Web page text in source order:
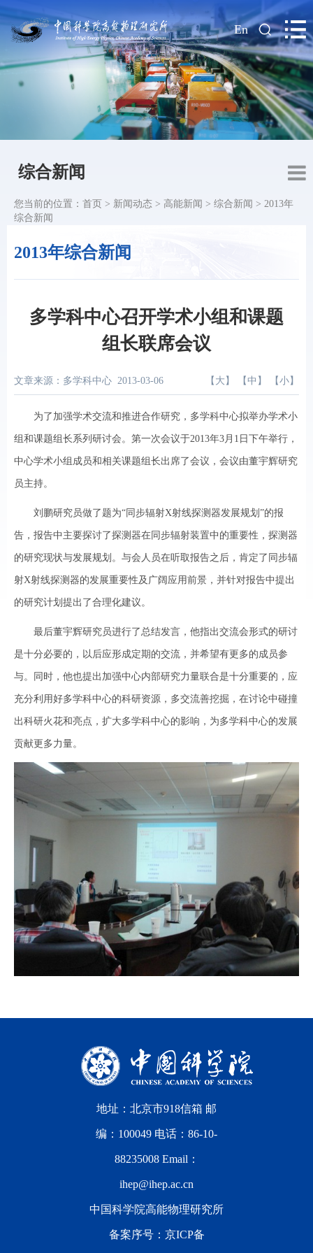
| En
综合新闻
2013年综合新闻
您当前的位置： 首页 > 新闻动态 > 高能新闻 > 综合新闻 > 2013年
综合新闻
多学科中心召开学术小组和课题
组长联席会议
文章来源：多学科中心 2013-03-06 【 大 】 【 中 】 【 小 】
为了加强学术交流和推进合作研究，多学科中心拟举办学术小
组和课题组长系列研讨会。第一次会议于2013年3月1日下午举行，
中心学术小组成员和相关课题组长出席了会议，会议由董宇辉研究
员主持。
刘鹏研究员做了题为“同步辐射X射线探测器发展规划”的报
告，报告中主要探讨了探测器在同步辐射装置中的重要性，探测器
的研究现状与发展规划。与会人员在听取报告之后，肯定了同步辐
射X射线探测器的发展重要性及广阔应用前景，并针对报告中提出
的研究计划提出了合理化建议。
最后董宇辉研究员进行了总结发言，他指出交流会形式的研讨
是十分必要的，以后应形成定期的交流，并希望有更多的成员参
与。同时，他也提出加强中心内部研究力量联合是十分重要的，应
充分利用好多学科中心的科研资源，多交流善挖掘，在讨论中碰撞
出科研火花和亮点，扩大多学科中心的影响，为多学科中心的发展
贡献更多力量。
地址：北京市918信箱 邮
编：100049 电话：86-10-
88235008 Email：
ihep@ihep.ac.cn
中国科学院高能物理研究所
备案序号： 京ICP备